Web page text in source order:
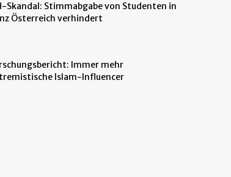
Skandal: Stimmabgabe von Studenten in
Österreich verhindert
Immer mehr
Islam-Influencer